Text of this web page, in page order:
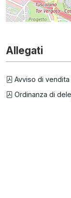
Allegati
Avviso di
Ordinanza di